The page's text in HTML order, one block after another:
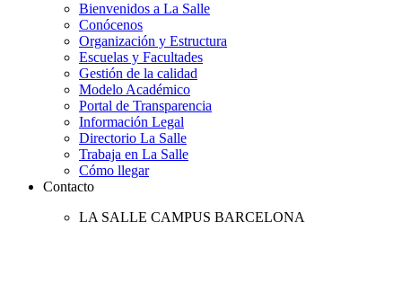
Bienvenidos a La Salle
Conócenos
Organización y Estructura
Escuelas y Facultades
Gestión de la calidad
Modelo Académico
Portal de Transparencia
Información Legal
Directorio La Salle
Trabaja en La Salle
Cómo llegar
Contacto
LA SALLE CAMPUS BARCELONA